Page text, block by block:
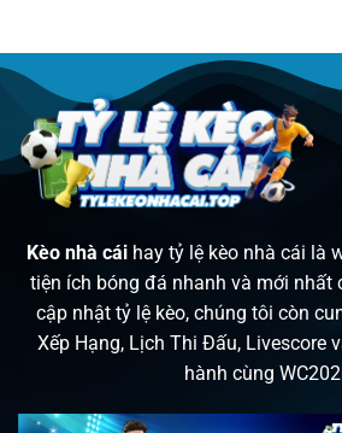
Kèo nhà cáihay tỷ lệ kèo nhà cái là
tiện ích bóng đá nhanh và mới nhất
cập nhật tỷ lệ kèo, chúng tôi còn
Xếp Hạng, Lịch Thi Đấu, Livescore
hành cùng